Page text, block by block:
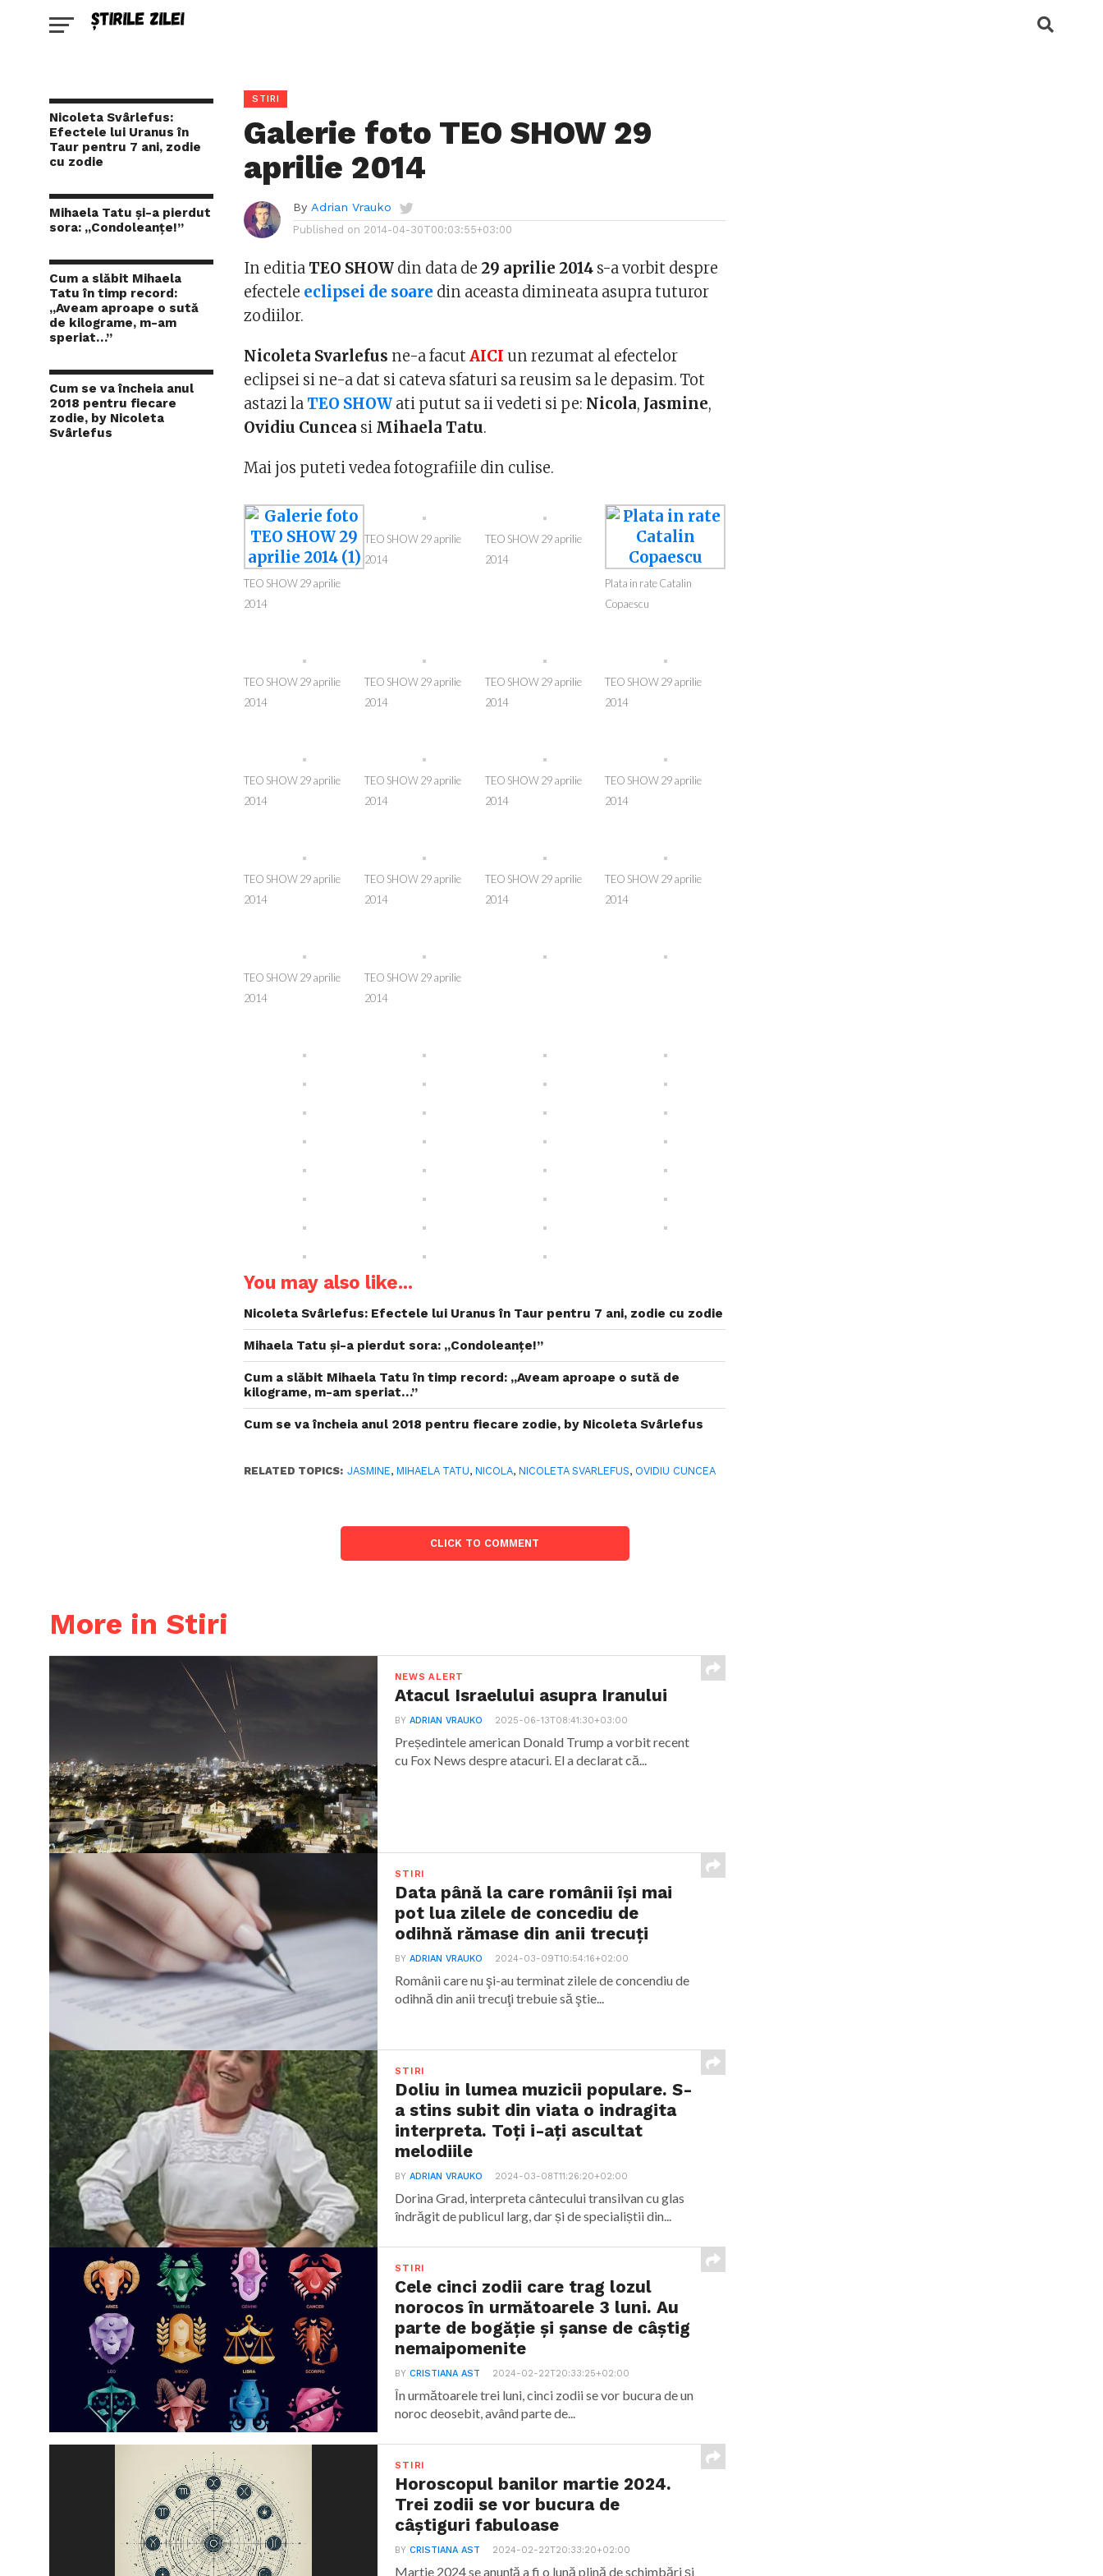
Nicoleta Svârlefus:
Efectele lui Uranus în
Taur pentru 7 ani, zodie
cu zodie
Mihaela Tatu și-a pierdut
sora: „Condoleanțe!”
Cum a slăbit Mihaela
Tatu în timp record:
„Aveam aproape o sută
de kilograme, m-am
speriat…”
Cum se va încheia anul
2018 pentru fiecare
zodie, by Nicoleta
Svârlefus
STIRI
Galerie foto TEO SHOW 29
aprilie 2014
By Adrian Vrauko
Published on 2014-04-30T00:03:55+03:00
In editia TEO SHOW din data de 29 aprilie 2014 s-a vorbit despre
efectele eclipsei de soare din aceasta dimineata asupra tuturor
zodiilor.
Nicoleta Svarlefus ne-a facutAICI un rezumat al efectelor
eclipsei si ne-a dat si cateva sfaturi sa reusim sa le depasim. Tot
astazi la TEO SHOW ati putut sa ii vedeti si pe: Nicola, Jasmine,
Ovidiu Cuncea si Mihaela Tatu.
Mai jos puteti vedea fotografiile din culise.
TEO SHOW 29 aprilie
2014
TEO SHOW 29 aprilie
2014
TEO SHOW 29 aprilie
2014
Plata in rate Catalin
Copaescu
TEO SHOW 29 aprilie
2014
TEO SHOW 29 aprilie
2014
TEO SHOW 29 aprilie
2014
TEO SHOW 29 aprilie
2014
TEO SHOW 29 aprilie
2014
TEO SHOW 29 aprilie
2014
TEO SHOW 29 aprilie
2014
TEO SHOW 29 aprilie
2014
TEO SHOW 29 aprilie
2014
TEO SHOW 29 aprilie
2014
TEO SHOW 29 aprilie
2014
TEO SHOW 29 aprilie
2014
TEO SHOW 29 aprilie
2014
TEO SHOW 29 aprilie
2014
You may also like...
Nicoleta Svârlefus: Efectele lui Uranus în Taur pentru 7 ani, zodie cu zodie
Mihaela Tatu și-a pierdut sora: „Condoleanțe!”
Cum a slăbit Mihaela Tatu în timp record: „Aveam aproape o sută de
kilograme, m-am speriat…”
Cum se va încheia anul 2018 pentru fiecare zodie, by Nicoleta Svârlefus
RELATED TOPICS: JASMINE,MIHAELA TATU,NICOLA,NICOLETA SVARLEFUS, OVIDIU CUNCEA
CLICK TO COMMENT
More in Stiri
NEWS ALERT
Atacul Israelului asupra Iranului
BYADRIAN VRAUKO 2025-06-13T08:41:30+03:00
Președintele american Donald Trump a vorbit recent
cu Fox News despre atacuri. El a declarat că...
STIRI
Data până la care românii îşi mai
pot lua zilele de concediu de
odihnă rămase din anii trecuţi
BYADRIAN VRAUKO 2024-03-09T10:54:16+02:00
Românii care nu şi-au terminat zilele de concendiu de
odihnă din anii trecuţi trebuie să ştie...
STIRI
Doliu in lumea muzicii populare. S-
a stins subit din viata o indragita
interpreta. Toți i-ați ascultat
melodiile
BYADRIAN VRAUKO 2024-03-08T11:26:20+02:00
Dorina Grad, interpreta cântecului transilvan cu glas
îndrăgit de publicul larg, dar și de specialiștii din...
STIRI
Cele cinci zodii care trag lozul
norocos în următoarele 3 luni. Au
parte de bogăție și șanse de câștig
nemaipomenite
BYCRISTIANA AST 2024-02-22T20:33:25+02:00
În următoarele trei luni, cinci zodii se vor bucura de un
noroc deosebit, având parte de...
STIRI
Horoscopul banilor martie 2024.
Trei zodii se vor bucura de
câștiguri fabuloase
BYCRISTIANA AST 2024-02-22T20:33:20+02:00
Martie 2024 se anunță a fi o lună plină de schimbări și